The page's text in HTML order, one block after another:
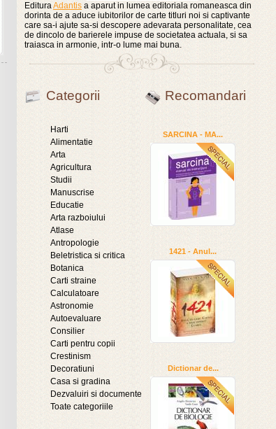
EdituraAdantis a aparut in lumea editoriala romaneasca din
dorinta de a aduce iubitorilor de carte titluri noi si captivante
care sa-i ajute sa-si descopere adevarata personalitate, cea
de dincolo de barierele impuse de societatea actuala, si sa
traiasca in armonie, intr-o lume mai buna.
Categorii
Harti
Alimentatie
Arta
Agricultura
Studii
Manuscrise
Educatie
Arta razboiului
Atlase
Antropologie
Beletristica si critica
Botanica
Carti straine
Calculatoare
Astronomie
Autoevaluare
Consilier
Carti pentru copii
Crestinism
Decoratiuni
Casa si gradina
Dezvaluiri si documente
Toate categoriile
Recomandari
SARCINA - MA...
1421 - Anul...
Dictionar de...